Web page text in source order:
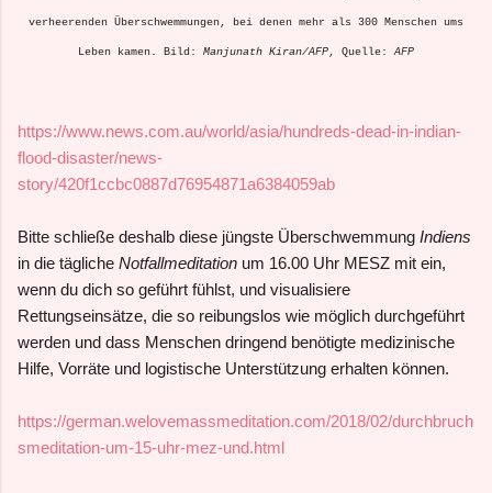
verheerenden Überschwemmungen, bei denen mehr als 300 Menschen ums
Leben kamen. Bild: Manjunath Kiran/AFP, Quelle:AFP
https://www.news.com.au/world/asia/hundreds-dead-in-indian-
flood-disaster/news-
story/420f1ccbc0887d76954871a6384059ab
Bitte schließe deshalb diese jüngste Überschwemmung Indiens
in die tägliche Notfallmeditation um 16.00 Uhr MESZ mit ein,
wenn du dich so geführt fühlst, und visualisiere
Rettungseinsätze, die so reibungslos wie möglich durchgeführt
werden und dass Menschen dringend benötigte medizinische
Hilfe, Vorräte und logistische Unterstützung erhalten können.
https://german.welovemassmeditation.com/2018/02/durchbruch
smeditation-um-15-uhr-mez-und.html